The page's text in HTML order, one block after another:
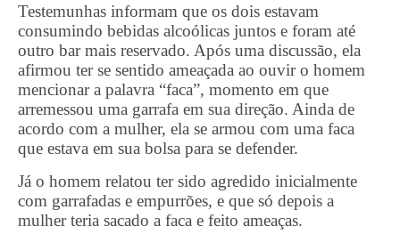
Testemunhas informam que os dois estavam
consumindo bebidas alcoólicas juntos e foram até
outro bar mais reservado. Após uma discussão, ela
afirmou ter se sentido ameaçada ao ouvir o homem
mencionar a palavra “faca”, momento em que
arremessou uma garrafa em sua direção. Ainda de
acordo com a mulher, ela se armou com uma faca
que estava em sua bolsa para se defender.
Já o homem relatou ter sido agredido inicialmente
com garrafadas e empurrões, e que só depois a
mulher teria sacado a faca e feito ameaças.